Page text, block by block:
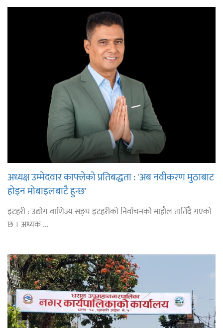
अध्यक्ष उम्मेदवार काफ्लेको प्रतिबद्धता : 'अब नवीकरण मुठाबाट
होइन मोबाइलबाटै हुन्छ'
इटहरी : उद्योग वाणिज्य सङ्घ इटहरीको निर्वाचनको माहौल तातिँदै गएको
छ । अध्यक ...